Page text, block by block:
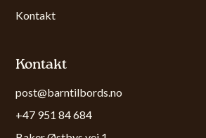
Kontakt
Kontakt
post@barntilbords.no
+47 951 84 684